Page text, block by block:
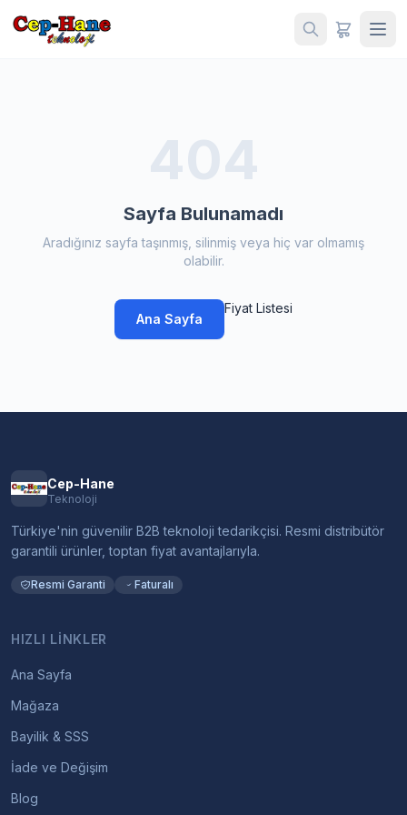
404
Sayfa Bulunamadı
Aradığınız sayfa taşınmış, silinmiş veya hiç var olmamış
olabilir.
Ana Sayfa
Fiyat Listesi
Cep-Hane
Teknoloji
Türkiye'nin güvenilir B2B teknoloji tedarikçisi. Resmi distribütör
garantili ürünler, toptan fiyat avantajlarıyla.
Resmi Garanti Faturalı
HIZLI LINKLER
Ana Sayfa
Mağaza
Bayilik & SSS
İade ve Değişim
Blog